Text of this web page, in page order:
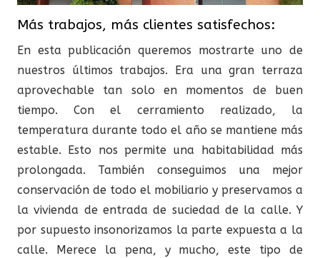
Más trabajos, más clientes satisfechos:
En esta publicación queremos mostrarte uno de
nuestros últimos trabajos. Era una gran terraza
aprovechable tan solo en momentos de buen
tiempo. Con el cerramiento realizado, la
temperatura durante todo el año se mantiene más
estable. Esto nos permite una habitabilidad más
prolongada. También conseguimos una mejor
conservación de todo el mobiliario y preservamos a
la vivienda de entrada de suciedad de la calle. Y
por supuesto insonorizamos la parte expuesta a la
calle. Merece la pena, y mucho, este tipo de